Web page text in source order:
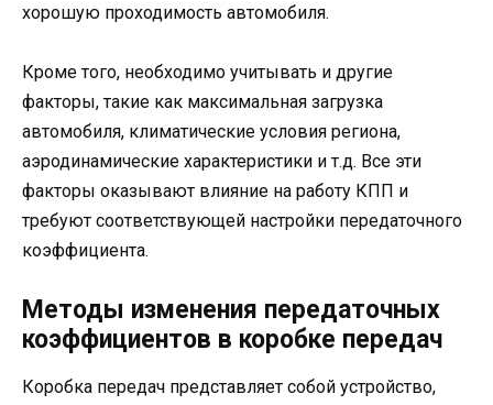
хорошую проходимость автомобиля.
Кроме того, необходимо учитывать и другие
факторы, такие как максимальная загрузка
автомобиля, климатические условия региона,
аэродинамические характеристики и т.д. Все эти
факторы оказывают влияние на работу КПП и
требуют соответствующей настройки передаточного
коэффициента.
Методы изменения передаточных
коэффициентов в коробке передач
Коробка передач представляет собой устройство,